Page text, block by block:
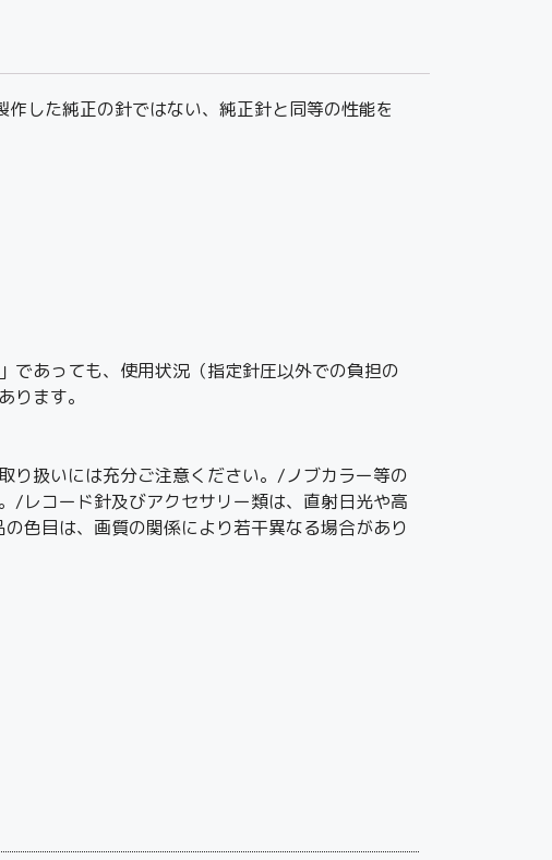
した純正の針ではない、純正針と同等の性能を
であっても、使用状況（指定針圧以外での負担の
ます。
り扱いには充分ご注意ください。/ノブカラー等の
/レコード針及びアクセサリー類は、直射日光や高
色目は、画質の関係により若干異なる場合があり